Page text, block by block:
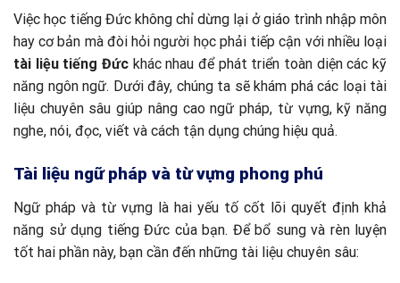
Việc học tiếng Đức không chỉ dừng lại ở giáo trình nhập môn
hay cơ bản mà đòi hỏi người học phải tiếp cận với nhiều loại
tài liệu tiếng Đức khác nhau để phát triển toàn diện các kỹ
năng ngôn ngữ. Dưới đây, chúng ta sẽ khám phá các loại tài
liệu chuyên sâu giúp nâng cao ngữ pháp, từ vựng, kỹ năng
nghe, nói, đọc, viết và cách tận dụng chúng hiệu quả.
Tài liệu ngữ pháp và từ vựng phong phú
Ngữ pháp và từ vựng là hai yếu tố cốt lõi quyết định khả
năng sử dụng tiếng Đức của bạn. Để bổ sung và rèn luyện
tốt hai phần này, bạn cần đến những tài liệu chuyên sâu: